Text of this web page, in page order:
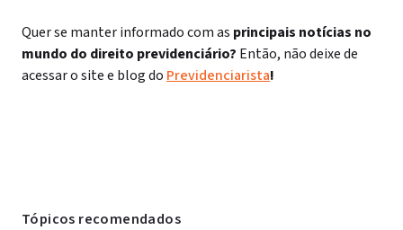
Quer se manter informado com as principais notícias no
mundo do direito previdenciário? Então, não deixe de
acessar o site e blog do Previdenciarista!
Tópicos recomendados